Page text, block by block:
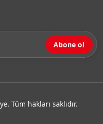
Abone ol
Tüm hakları saklıdır.